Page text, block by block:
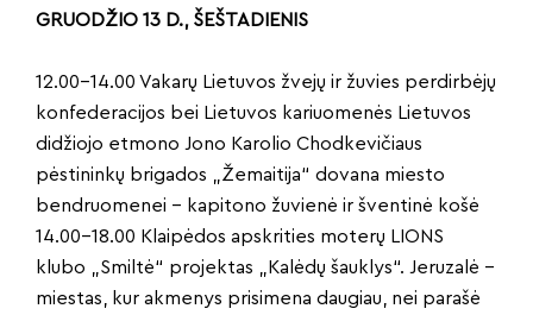
GRUODŽIO 13 D., ŠEŠTADIENIS
12.00–14.00 Vakarų Lietuvos žvejų ir žuvies perdirbėjų
konfederacijos bei Lietuvos kariuomenės Lietuvos
didžiojo etmono Jono Karolio Chodkevičiaus
pėstininkų brigados „Žemaitija“ dovana miesto
bendruomenei – kapitono žuvienė ir šventinė košė
14.00–18.00 Klaipėdos apskrities moterų LIONS
klubo „Smiltė“ projektas „Kalėdų šauklys“. Jeruzalė –
miestas, kur akmenys prisimena daugiau, nei parašė